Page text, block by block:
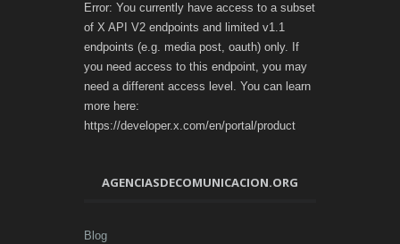
Error: You currently have access to a subset
of X API V2 endpoints and limited v1.1
endpoints (e.g. media post, oauth) only. If
you need access to this endpoint, you may
need a different access level. You can learn
more here:
https://developer.x.com/en/portal/product
AGENCIASDECOMUNICACION.ORG
Blog